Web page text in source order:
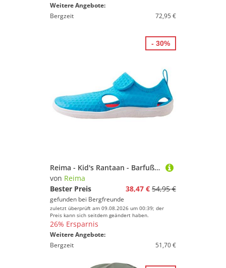
Weitere Angebote:
Bergzeit
72,95 €
Reima - Kid's Rantaan - Barfußschuhe Gr 24 blau
von Reima
Bester Preis
38,47 € 54,95 €
gefunden bei Bergfreunde
zuletzt überprüft am 09.08.2026 um 00:39; der
Preis kann sich seitdem geändert haben.
26% Ersparnis
Weitere Angebote:
Bergzeit
51,70 €
- 30%